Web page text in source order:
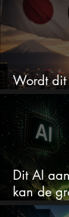
Wordt dit
Dit AI
kan de
worden